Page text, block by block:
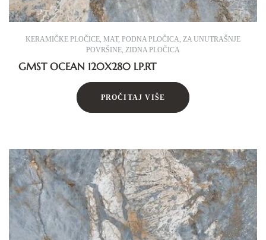
KERAMIČKE PLOČICE, MAT, PODNA PLOČICA, ZA UNUTRAŠNJE
POVRŠINE, ZIDNA PLOČICA
GMST OCEAN 120X280 LP.RT
PROČITAJ VIŠE